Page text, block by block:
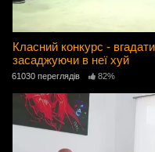
Класний конкурс -
засаджуючи в неї хуй
61030 переглядів 82%